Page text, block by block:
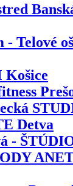
- Telové
Košice
Detva
-